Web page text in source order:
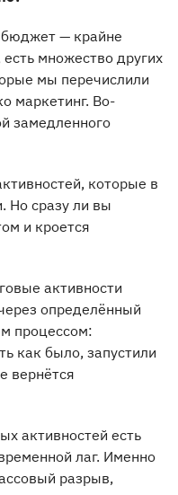
бюджет — крайне
множество других
мы перечислили
маркетинг. Во-
замедленного
которые в
Но сразу ли вы
и кроется
активности
определённый
процессом:
как было, запустили
вернётся
активностей есть
лаг. Именно
разрыв,